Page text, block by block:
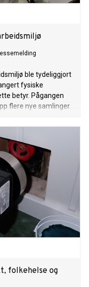
ble tydeliggjort
fysiske
betyr. Pågangen
flere nye samlinger.
folkehelse og